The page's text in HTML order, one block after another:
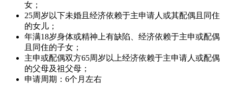
女；
25周岁以下未婚且经济依赖于主申请人或其配偶且同住
的女儿；
年满18岁身体或精神上有缺陷、经济依赖于主申或配偶
且同住的子女；
主申或配偶双方65周岁以上经济依赖于主申请人或配偶
的父母及祖父母；
申请周期：6个月左右